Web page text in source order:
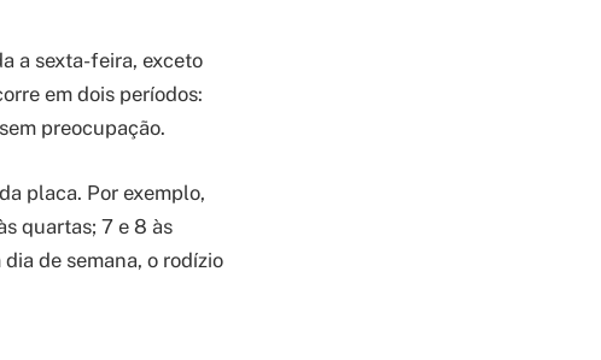
a sexta-feira, exceto
em dois períodos:
preocupação.
placa. Por exemplo,
quartas; 7 e 8 às
de semana, o rodízio